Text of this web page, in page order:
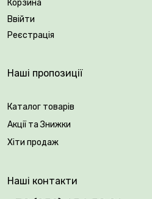
Корзина
Ввійти
Реєстрація
Наші пропозиції
Каталог товарів
Акції та Знижки
Хіти продаж
Наші контакти